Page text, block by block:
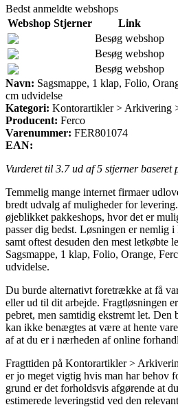
Bedst anmeldte webshops
Webshop Stjerner
Link
Besøg webshop
Besøg webshop
Besøg webshop
Navn: Sagsmappe, 1 klap, Folio,
cm udvidelse
Kategori: Kontorartikler > Arkivering
Producent: Ferco
Varenummer: FER801074
EAN:
Vurderet til 3.7ud af 5 stjerner baseret
Temmelig mange internet firmaer
bredt udvalg af muligheder for
øjeblikket pakkeshops, hvor det er
passer dig bedst. Løsningen er nemlig
samt oftest desuden den mest letkøbte
Sagsmappe, 1 klap, Folio, Orange,
udvidelse.
Du burde alternativt foretrække at få
eller ud til dit arbejde. Fragtløsningen
pebret, men samtidig ekstremt let.
kan ikke benægtes at være at hente
af at du er i nærheden af online
Fragttiden på Kontorartikler >
er jo meget vigtig hvis man har behov
grund er det forholdsvis afgørende at
estimerede leveringstid ved den